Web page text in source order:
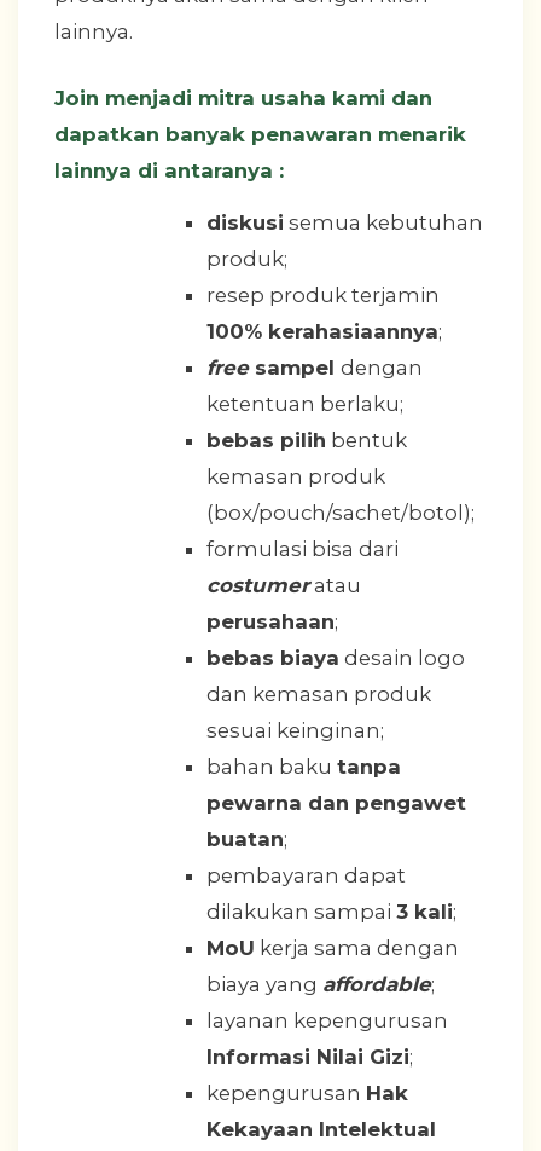
lainnya.
Join menjadi mitra usaha kami dan
dapatkan banyak penawaran menarik
lainnya di antaranya :
diskusi semua kebutuhan
produk;
resep produk terjamin
100% kerahasiaannya;
freesampel dengan
ketentuan berlaku;
bebas pilih bentuk
kemasan produk
(box/pouch/sachet/botol);
formulasi bisa dari
costumeratau
perusahaan;
bebas biaya desain logo
dan kemasan produk
sesuai keinginan;
bahan baku tanpa
pewarna dan pengawet
buatan;
pembayaran dapat
dilakukan sampai 3 kali;
MoU kerja sama dengan
biaya yang affordable;
layanan kepengurusan
Informasi Nilai Gizi;
kepengurusan Hak
Kekayaan Intelektual